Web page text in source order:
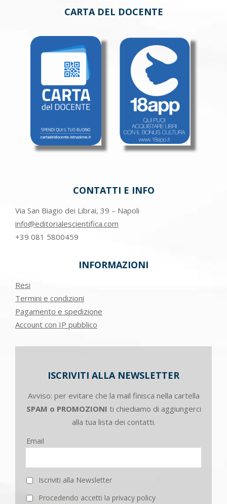
CARTA DEL DOCENTE
CONTATTI E INFO
Via San Biagio dei Librai, 39 – Napoli
info@editorialescientifica.com
+39 081 5800459
INFORMAZIONI
Resi
Termini e condizioni
Pagamento e spedizione
Account con IP pubblico
ISCRIVITI ALLA NEWSLETTER
Avviso: per evitare che la mail finisca nella cartella
SPAM o PROMOZIONI ti chiediamo di aggiungerci
alla tua lista dei contatti.
Email
Iscriviti alla Newsletter
Procedendo accetti la privacy policy